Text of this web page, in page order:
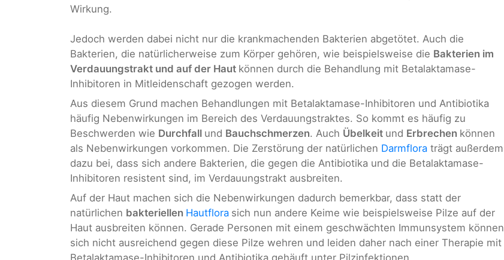
Wirkung.
Jedoch werden dabei nicht nur die krankmachenden Bakterien abgetötet. Auch die
Bakterien, die natürlicherweise zum Körper gehören, wie beispielsweise die Bakterien im
Verdauungstrakt und auf der Haut können durch die Behandlung mit Betalaktamase-
Inhibitoren in Mitleidenschaft gezogen werden.
Aus diesem Grund machen Behandlungen mit Betalaktamase-Inhibitoren und Antibiotika
häufig Nebenwirkungen im Bereich des Verdauungstraktes. So kommt es häufig zu
Beschwerden wie Durchfall und Bauchschmerzen. Auch Übelkeit und Erbrechen können
als Nebenwirkungen vorkommen. Die Zerstörung der natürlichen Darmflora trägt außerdem
dazu bei, dass sich andere Bakterien, die gegen die Antibiotika und die Betalaktamase-
Inhibitoren resistent sind, im Verdauungstrakt ausbreiten.
Auf der Haut machen sich die Nebenwirkungen dadurch bemerkbar, dass statt der
natürlichen bakteriellen Hautflora sich nun andere Keime wie beispielsweise Pilze auf der
Haut ausbreiten können. Gerade Personen mit einem geschwächten Immunsystem können
sich nicht ausreichend gegen diese Pilze wehren und leiden daher nach einer Therapie mit